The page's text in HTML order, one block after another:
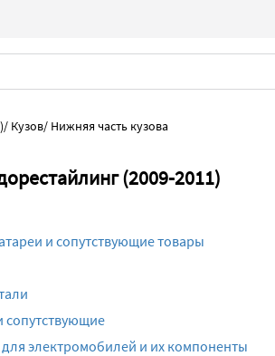
/ Кузов/ Нижняя часть кузова
(2009-2011)
и сопутствующие товары
электромобилей и их компоненты